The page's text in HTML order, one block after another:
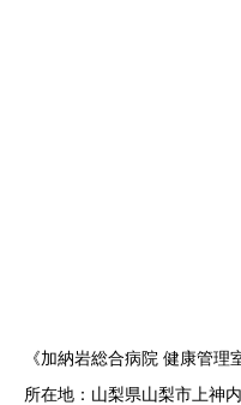
《加納岩総合病院 健康管理
所在地：山梨県山梨市上神